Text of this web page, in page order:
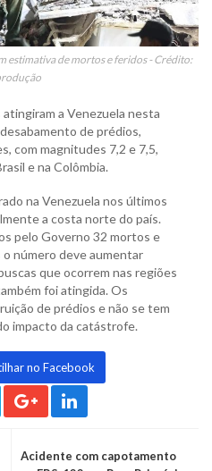
estimativa de mortos e feridos - Crédito:
a Venezuela nesta
de prédios,
com magnitudes 7,2 e 7,5,
e na Colômbia.
na Venezuela nos últimos
a costa norte do país.
pelo Governo 32 mortos e
número deve aumentar
que ocorrem nas regiões
foi atingida. Os
de prédios e não se tem
impacto da catástrofe.
no Facebook
Acidente com capotamento